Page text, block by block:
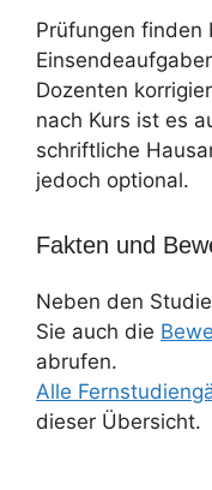
Prüfungen finden
Dozenten
nach Kurs ist es
schriftliche
jedoch optional.
Fakten und
Neben den
Sie auch die
abrufen.
Alle
dieser Übersicht.